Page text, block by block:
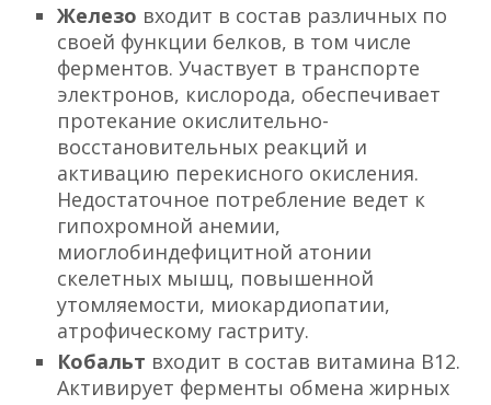
Железо входит в состав различных по
своей функции белков, в том числе
ферментов. Участвует в транспорте
электронов, кислорода, обеспечивает
протекание окислительно-
восстановительных реакций и
активацию перекисного окисления.
Недостаточное потребление ведет к
гипохромной анемии,
миоглобиндефицитной атонии
скелетных мышц, повышенной
утомляемости, миокардиопатии,
атрофическому гастриту.
Кобальт входит в состав витамина В12.
Активирует ферменты обмена жирных